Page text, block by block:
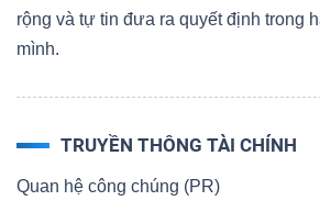
rộng và tự tin đưa ra quyết định trong
mình.
TRUYỀN THÔNG TÀI CHÍNH
Quan hệ công chúng (PR)